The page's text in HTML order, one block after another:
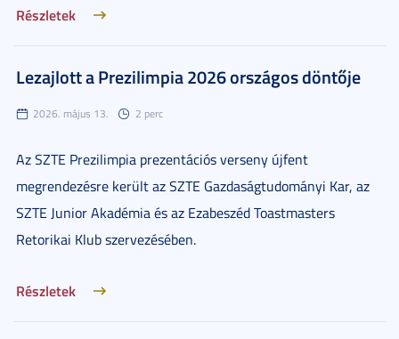
Részletek
Lezajlott a Prezilimpia 2026 országos döntője
2026. május 13. 2 perc
Az SZTE Prezilimpia prezentációs verseny újfent
megrendezésre került az SZTE Gazdaságtudományi Kar, az
SZTE Junior Akadémia és az Ezabeszéd Toastmasters
Retorikai Klub szervezésében.
Részletek